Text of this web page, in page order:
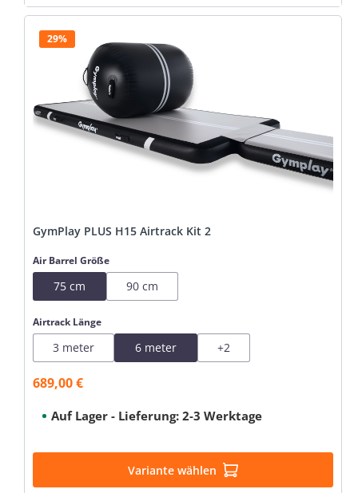
29%
GymPlay PLUS H15 Airtrack Kit 2
Air Barrel Größeauswählen
75 cm 90 cm
Airtrack Längeauswählen
3 meter 6 meter +2
Verkaufspreis:
689,00 €
Auf Lager - Lieferung: 2-3 Werktage
Variante wählen